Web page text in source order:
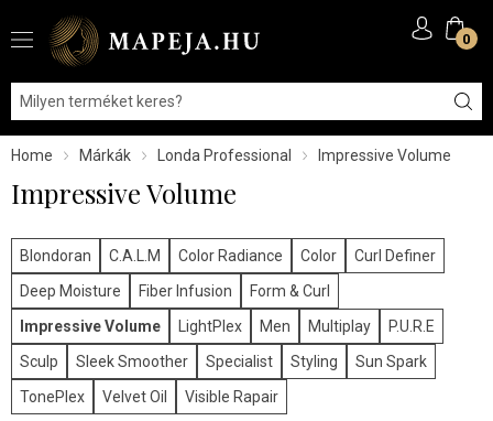
0
Home Márkák Londa Professional Impressive Volume
Impressive Volume
Blondoran C.A.L.M Color Radiance Color
Curl Definer
Deep Moisture
Fiber Infusion
Form & Curl
Impressive Volume
LightPlex Men Multiplay
P.U.R.E
Sculp
Sleek Smoother Specialist Styling
Sun Spark
TonePlex
Velvet Oil Visible Rapair